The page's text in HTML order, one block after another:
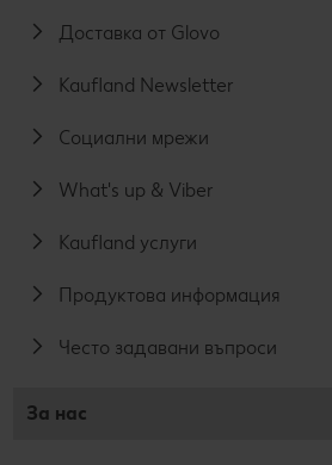
Доставка от Glovo
Kaufland Newsletter
Социални мрежи
What's up & Viber
Kaufland услуги
Продуктова информация
Често задавани въпроси
За нас